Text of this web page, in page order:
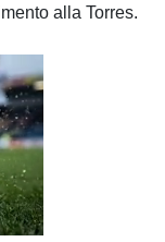
alla Torres.